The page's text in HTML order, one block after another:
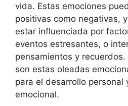
vida. Estas emociones
positivas como negativas,
estar influenciada por
eventos estresantes, o
pensamientos y
son estas oleadas
para el desarrollo personal
emocional.